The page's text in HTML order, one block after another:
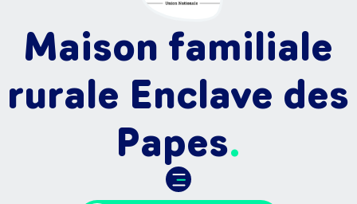
Maison familiale
rurale Enclave des
Papes